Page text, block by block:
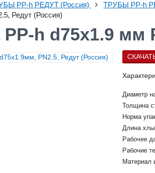
PP-h РЕДУТ (Россия) ТРУБЫ PP-h
Редут (Россия)
PP-h d75x1.9 мм
Диаметр
Толщина
Норма
Длина
Рабочее
Рабочие
Материал